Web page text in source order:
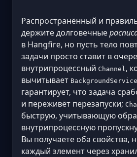
Распространённый и
держите долговечные
в Hangfire, но пусть тело
задачи просто ставит в
внутрипроцессный Channel ,
вычитывает BackgroundService
гарантирует, что задача
и переживёт перезапуски;
быструю, учитывающую
внутрипроцессную
Вы получаете оба свойства,
каждый элемент через